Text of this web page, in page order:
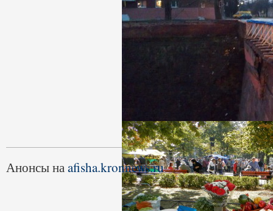
Анонсы наafisha.kronnews.ru